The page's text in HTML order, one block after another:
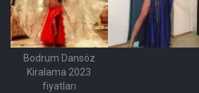
Bodrum Dansöz
Kiralama 2023
fiyatları